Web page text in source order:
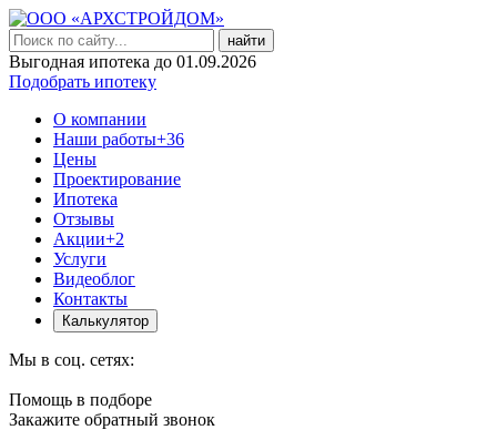
найти
Выгодная ипотека до 01.09.2026
Подобрать ипотеку
О компании
Наши работы+36
Цены
Проектирование
Ипотека
Отзывы
Акции+2
Услуги
Видеоблог
Контакты
Калькулятор
Мы в соц. сетях:
Помощь в подборе
Закажите обратный звонок